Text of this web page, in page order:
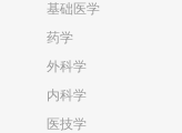
基础医学
药学
外科学
内科学
医技学